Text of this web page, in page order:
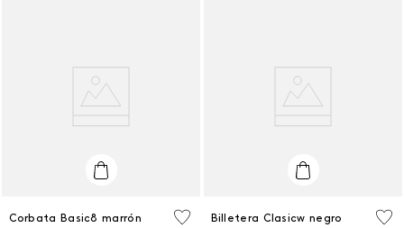
Talla Única
Corbata Basic8 marrón Talla Única
Billetera Clasicw negro